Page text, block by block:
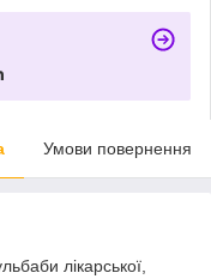
Умови повернення
лікарської,